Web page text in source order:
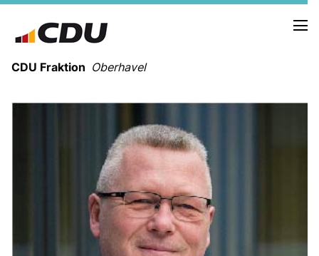
CDU Fraktion Oberhavel
KREISTAGSFRAKTION
SACHKUNDIGE EINWOHNER
KOOPTIERTE MITGLIEDER KRAFT AMTES
GESCHÄFTSFÜHRUNG DER FRAKTION
Wahlprogramm